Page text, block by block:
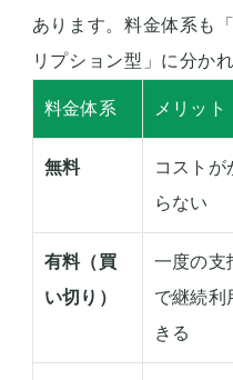
あります。料金体系も
リプション型」に分かれ
料金体系 メリット
無料
コストが
らない
有料（買
い切り）
一度の支
で継続利
きる